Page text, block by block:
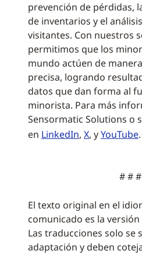
prevención de pérdidas,
de inventarios y el
visitantes. Con nuestros
permitimos que los
mundo actúen de
precisa, logrando
datos que dan forma al
minorista. Para más
Sensormatic Solutions o
en LinkedIn, X, yYouTube.
# # #
El texto original en el
comunicado es la
Las traducciones solo se
adaptación y deben